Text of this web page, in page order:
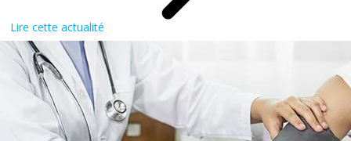
Lire cette actualité